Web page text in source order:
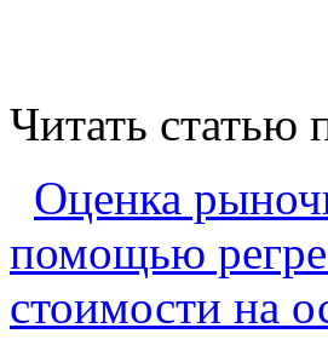
Читать статью
Оценка
помощью
стоимости на